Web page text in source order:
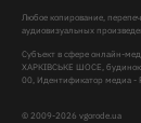
© 2009-2026 vgorode.ua
Любое копирование,
аудиовизуальных
Субъект в сфере онлайн-
ХАРКІВСЬКЕ ШОСЕ,
00, Идентификатор медиа -